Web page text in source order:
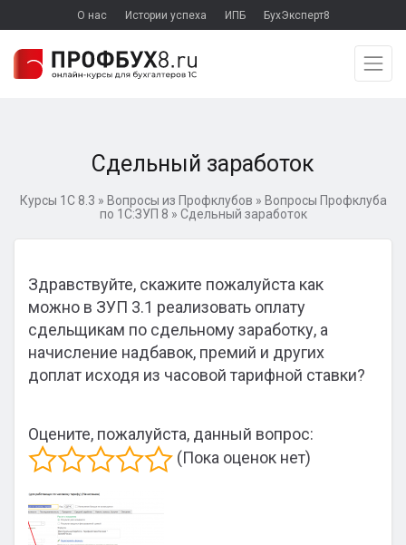
О нас Истории успеха ИПБ БухЭксперт8
Сдельный заработок
Курсы 1С 8.3 » Вопросы из Профклубов » Вопросы Профклуба
по 1С:ЗУП 8 » Сдельный заработок
Здравствуйте, скажите пожалуйста как
можно в ЗУП 3.1 реализовать оплату
сдельщикам по сдельному заработку, а
начисление надбавок, премий и других
доплат исходя из часовой тарифной ставки?
Оцените, пожалуйста, данный вопрос:
(Пока оценок нет)